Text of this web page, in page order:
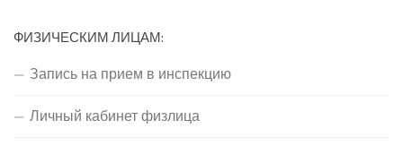
ФИЗИЧЕСКИМ ЛИЦАМ:
Запись на прием в инспекцию
Личный кабинет физлица